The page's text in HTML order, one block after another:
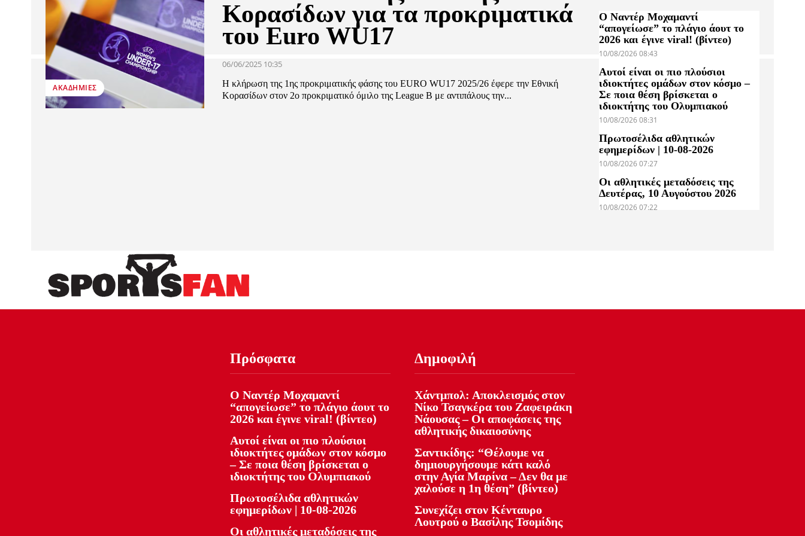
ΑΚΑΔΗΜΊΕΣ
Κορασίδων για τα προκριματικά
του Euro WU17
06/06/2025 10:35
Η κλήρωση της 1ης προκριματικής φάσης του EURO WU17 2025/26 έφερε την Εθνική
Κορασίδων στον 2ο προκριματικό όμιλο της League B με αντιπάλους την...
Ο Ναντέρ Μοχαμαντί
“απογείωσε” το πλάγιο άουτ το
2026 και έγινε viral! (βίντεο)
10/08/2026 08:43
Αυτοί είναι οι πιο πλούσιοι
ιδιοκτήτες ομάδων στον κόσμο –
Σε ποια θέση βρίσκεται ο
ιδιοκτήτης του Ολυμπιακού
10/08/2026 08:31
Πρωτοσέλιδα αθλητικών
εφημερίδων | 10-08-2026
10/08/2026 07:27
Οι αθλητικές μεταδόσεις της
Δευτέρας, 10 Αυγούστου 2026
10/08/2026 07:22
Πρόσφατα
Ο Ναντέρ Μοχαμαντί
“απογείωσε” το πλάγιο άουτ το
2026 και έγινε viral! (βίντεο)
Αυτοί είναι οι πιο πλούσιοι
ιδιοκτήτες ομάδων στον κόσμο
– Σε ποια θέση βρίσκεται ο
ιδιοκτήτης του Ολυμπιακού
Πρωτοσέλιδα αθλητικών
εφημερίδων | 10-08-2026
Οι αθλητικές μεταδόσεις της
Δημοφιλή
Χάντμπολ: Αποκλεισμός στον
Νίκο Τσαγκέρα του Ζαφειράκη
Νάουσας – Οι αποφάσεις της
αθλητικής δικαιοσύνης
Σαντικίδης: “Θέλουμε να
δημιουργήσουμε κάτι καλό
στην Αγία Μαρίνα – Δεν θα με
χαλούσε η 1η θέση” (βίντεο)
Συνεχίζει στον Κένταυρο
Λουτρού ο Βασίλης Τσομίδης